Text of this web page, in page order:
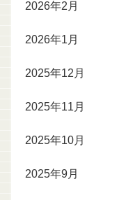
2026年2月
2026年1月
2025年12月
2025年11月
2025年10月
2025年9月